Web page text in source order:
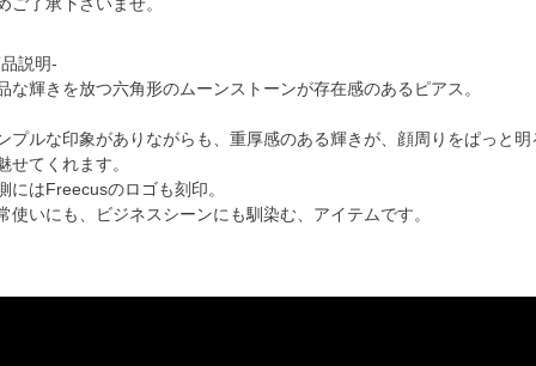
説明-
な輝きを放つ六角形のムーンストーンが存在感のあるピアス。
プルな印象がありながらも、重厚感のある輝きが、顔周りをぱっと明
せてくれます。
にはFreecusのロゴも刻印。
使いにも、ビジネスシーンにも馴染む、アイテムです。